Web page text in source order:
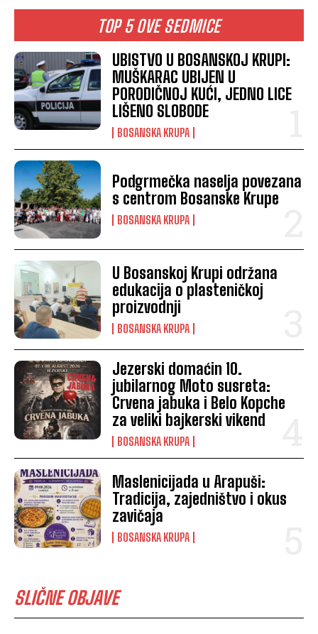
TOP 5 OVE SEDMICE
UBISTVO U BOSANSKOJ KRUPI:
MUŠKARAC UBIJEN U
PORODIČNOJ KUĆI, JEDNO LICE
LIŠENO SLOBODE
BOSANSKA KRUPA
Podgrmečka naselja povezana
s centrom Bosanske Krupe
BOSANSKA KRUPA
U Bosanskoj Krupi održana
edukacija o plasteničkoj
proizvodnji
BOSANSKA KRUPA
Jezerski domaćin 10.
jubilarnog Moto susreta:
Crvena jabuka i Belo Kopche
za veliki bajkerski vikend
BOSANSKA KRUPA
Maslenicijada u Arapuši:
Tradicija, zajedništvo i okus
zavičaja
BOSANSKA KRUPA
SLIČNE OBJAVE